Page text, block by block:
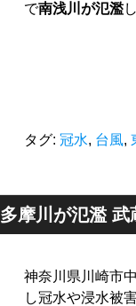
で南浅川が氾濫し
タグ: 冠水, 台風,
多摩川が氾濫
神奈川県川崎市
し冠水や浸水被